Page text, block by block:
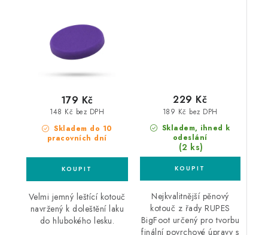
Skladem do 10
pracovních dní
148 Kč bez DPH
179 Kč
Velmi jemný leštící kotouč
navržený k doleštění laku
do hlubokého lesku.
Skladem, ihned k
odeslání
(2 ks)
189 Kč bez DPH
229 Kč
Nejkvalitnější pěnový
kotouč z řady RUPES
BigFoot určený pro tvorbu
finální povrchové úpravy s